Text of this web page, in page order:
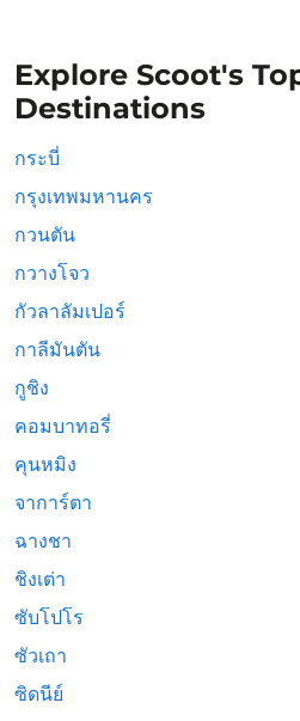
Explore Scoot's
Destinations
กระบี่
กรุงเทพมหานคร
กวนตัน
กวางโจว
กัวลาลัมเปอร์
กาลีมันตัน
กูชิง
คอมบาทอรี่
คุนหมิง
จาการ์ตา
ฉางชา
ชิงเต่า
ซับโปโร
ซัวเถา
ซิดนีย์